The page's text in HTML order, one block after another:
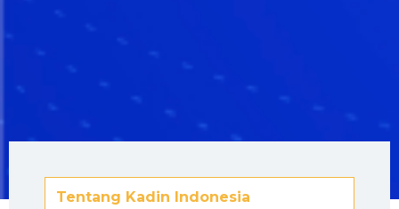
Tentang Kadin Indonesia